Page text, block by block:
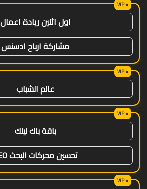
اول اثنين ريادة اعمال
مشاركة ارباح ادسنس
عالم الشباب
باقة باك لينك
تحسين محركات البحث SEO